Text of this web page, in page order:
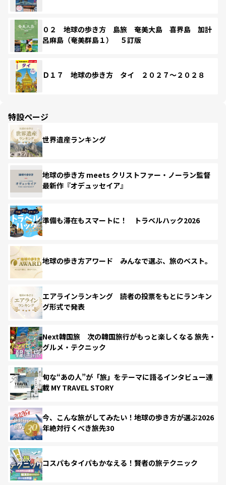
０２ 地球の歩き方 島旅 奄美大島 喜界島 加計
呂麻島（奄美群島１） ５訂版
Ｄ１７ 地球の歩き方 タイ ２０２７～２０２８
特設ページ
世界遺産ランキング
地球の歩き方 meets クリストファー・ノーラン監督
最新作『オデュッセイア』
準備も滞在もスマートに！ トラベルハック2026
地球の歩き方アワード みんなで選ぶ、旅のベスト。
エアラインランキング 読者の投票をもとにランキン
グ形式で発表
Next韓国旅 次の韓国旅行がもっと楽しくなる 旅先・
グルメ・テクニック
旬な“あの人”が「旅」をテーマに語るインタビュー連
載 MY TRAVEL STORY
今、こんな旅がしてみたい！地球の歩き方が選ぶ2026
年絶対行くべき旅先30
コスパもタイパもかなえる！賢者の旅テクニック